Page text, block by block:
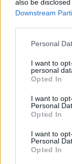
also be
Downstream
Personal
I want to
personal
Opted In
I want to
Personal
Opted In
I want to
Personal
Opted In
per
Crescita
Fatturato
ma fa
fattura 2
Fatturato